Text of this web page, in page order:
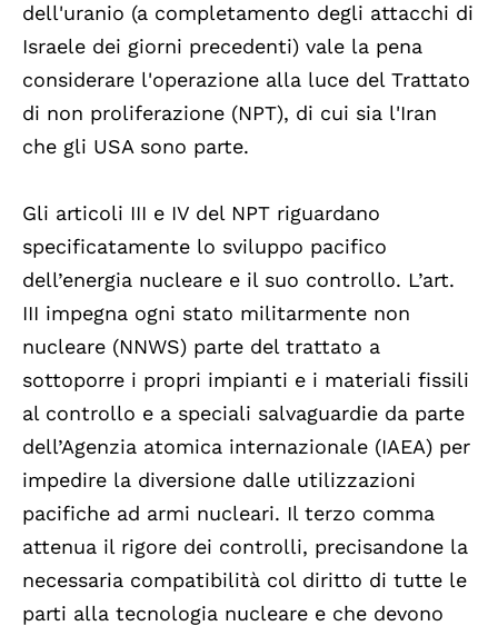
dell'uranio (a completamento degli attacchi di
Israele dei giorni precedenti) vale la pena
considerare l'operazione alla luce del Trattato
di non proliferazione (NPT), di cui sia l'Iran
che gli USA sono parte.
Gli articoli III e IV del NPT riguardano
specificatamente lo sviluppo pacifico
dell’energia nucleare e il suo controllo. L’art.
III impegna ogni stato militarmente non
nucleare (NNWS) parte del trattato a
sottoporre i propri impianti e i materiali fissili
al controllo e a speciali salvaguardie da parte
dell’Agenzia atomica internazionale (IAEA) per
impedire la diversione dalle utilizzazioni
pacifiche ad armi nucleari. Il terzo comma
attenua il rigore dei controlli, precisandone la
necessaria compatibilità col diritto di tutte le
parti alla tecnologia nucleare e che devono